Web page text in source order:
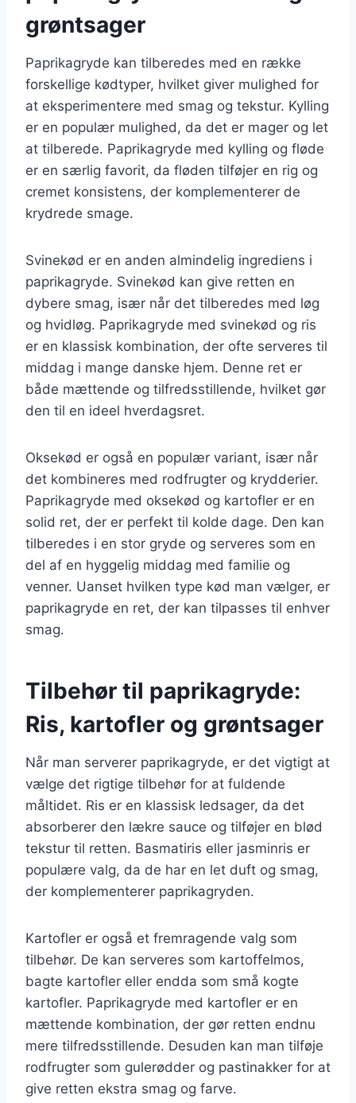
grøntsager
Paprikagryde kan tilberedes med en række
forskellige kødtyper, hvilket giver mulighed for
at eksperimentere med smag og tekstur. Kylling
er en populær mulighed, da det er mager og let
at tilberede. Paprikagryde med kylling og fløde
er en særlig favorit, da fløden tilføjer en rig og
cremet konsistens, der komplementerer de
krydrede smage.
Svinekød er en anden almindelig ingrediens i
paprikagryde. Svinekød kan give retten en
dybere smag, især når det tilberedes med løg
og hvidløg. Paprikagryde med svinekød og ris
er en klassisk kombination, der ofte serveres til
middag i mange danske hjem. Denne ret er
både mættende og tilfredsstillende, hvilket gør
den til en ideel hverdagsret.
Oksekød er også en populær variant, især når
det kombineres med rodfrugter og krydderier.
Paprikagryde med oksekød og kartofler er en
solid ret, der er perfekt til kolde dage. Den kan
tilberedes i en stor gryde og serveres som en
del af en hyggelig middag med familie og
venner. Uanset hvilken type kød man vælger, er
paprikagryde en ret, der kan tilpasses til enhver
smag.
Tilbehør til paprikagryde:
Ris, kartofler og grøntsager
Når man serverer paprikagryde, er det vigtigt at
vælge det rigtige tilbehør for at fuldende
måltidet. Ris er en klassisk ledsager, da det
absorberer den lækre sauce og tilføjer en blød
tekstur til retten. Basmatiris eller jasminris er
populære valg, da de har en let duft og smag,
der komplementerer paprikagryden.
Kartofler er også et fremragende valg som
tilbehør. De kan serveres som kartoffelmos,
bagte kartofler eller endda som små kogte
kartofler. Paprikagryde med kartofler er en
mættende kombination, der gør retten endnu
mere tilfredsstillende. Desuden kan man tilføje
rodfrugter som gulerødder og pastinakker for at
give retten ekstra smag og farve.